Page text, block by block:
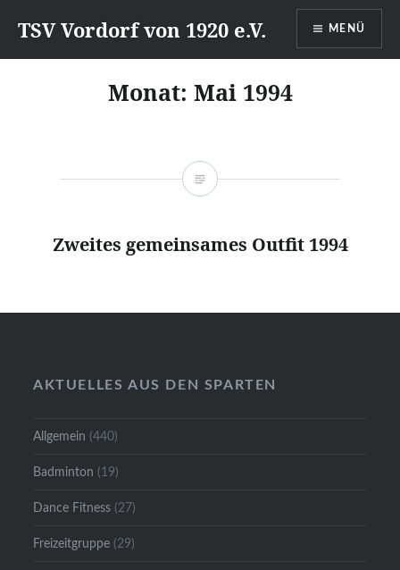
zumTSV Vordorf von 1920 e.V. MENÜ
Monat: Mai 1994
Zweites gemeinsames Outfit 1994
AKTUELLES AUS DEN SPARTEN
Allgemein (440)
Badminton (19)
Dance Fitness (27)
Freizeitgruppe (29)